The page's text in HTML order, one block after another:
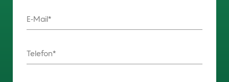
E-Mail
Telefon